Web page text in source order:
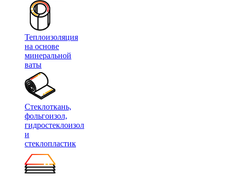
Теплоизоляция
на основе
минеральной
ваты
Стеклоткань,
фольгоизол,
гидростеклоизол
и
стеклопластик